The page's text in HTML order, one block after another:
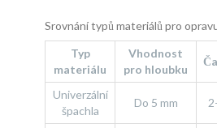
Srovnání typů materiálů pro
Typ
materiálu
Vhodnost
pro hloubku
Univerzální
špachla
Do 5 mm